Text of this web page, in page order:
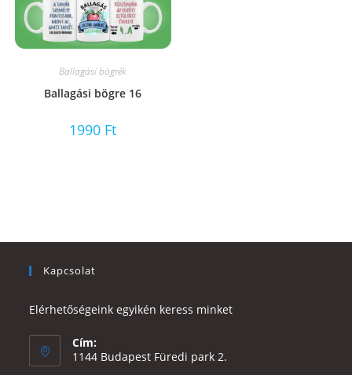
Ballagási bögrék
Ballagási bögre 16
1990 Ft
Kapcsolat
Elérhetőségeink egyikén keress minket
Cím:
1144 Budapest Füredi park 2.